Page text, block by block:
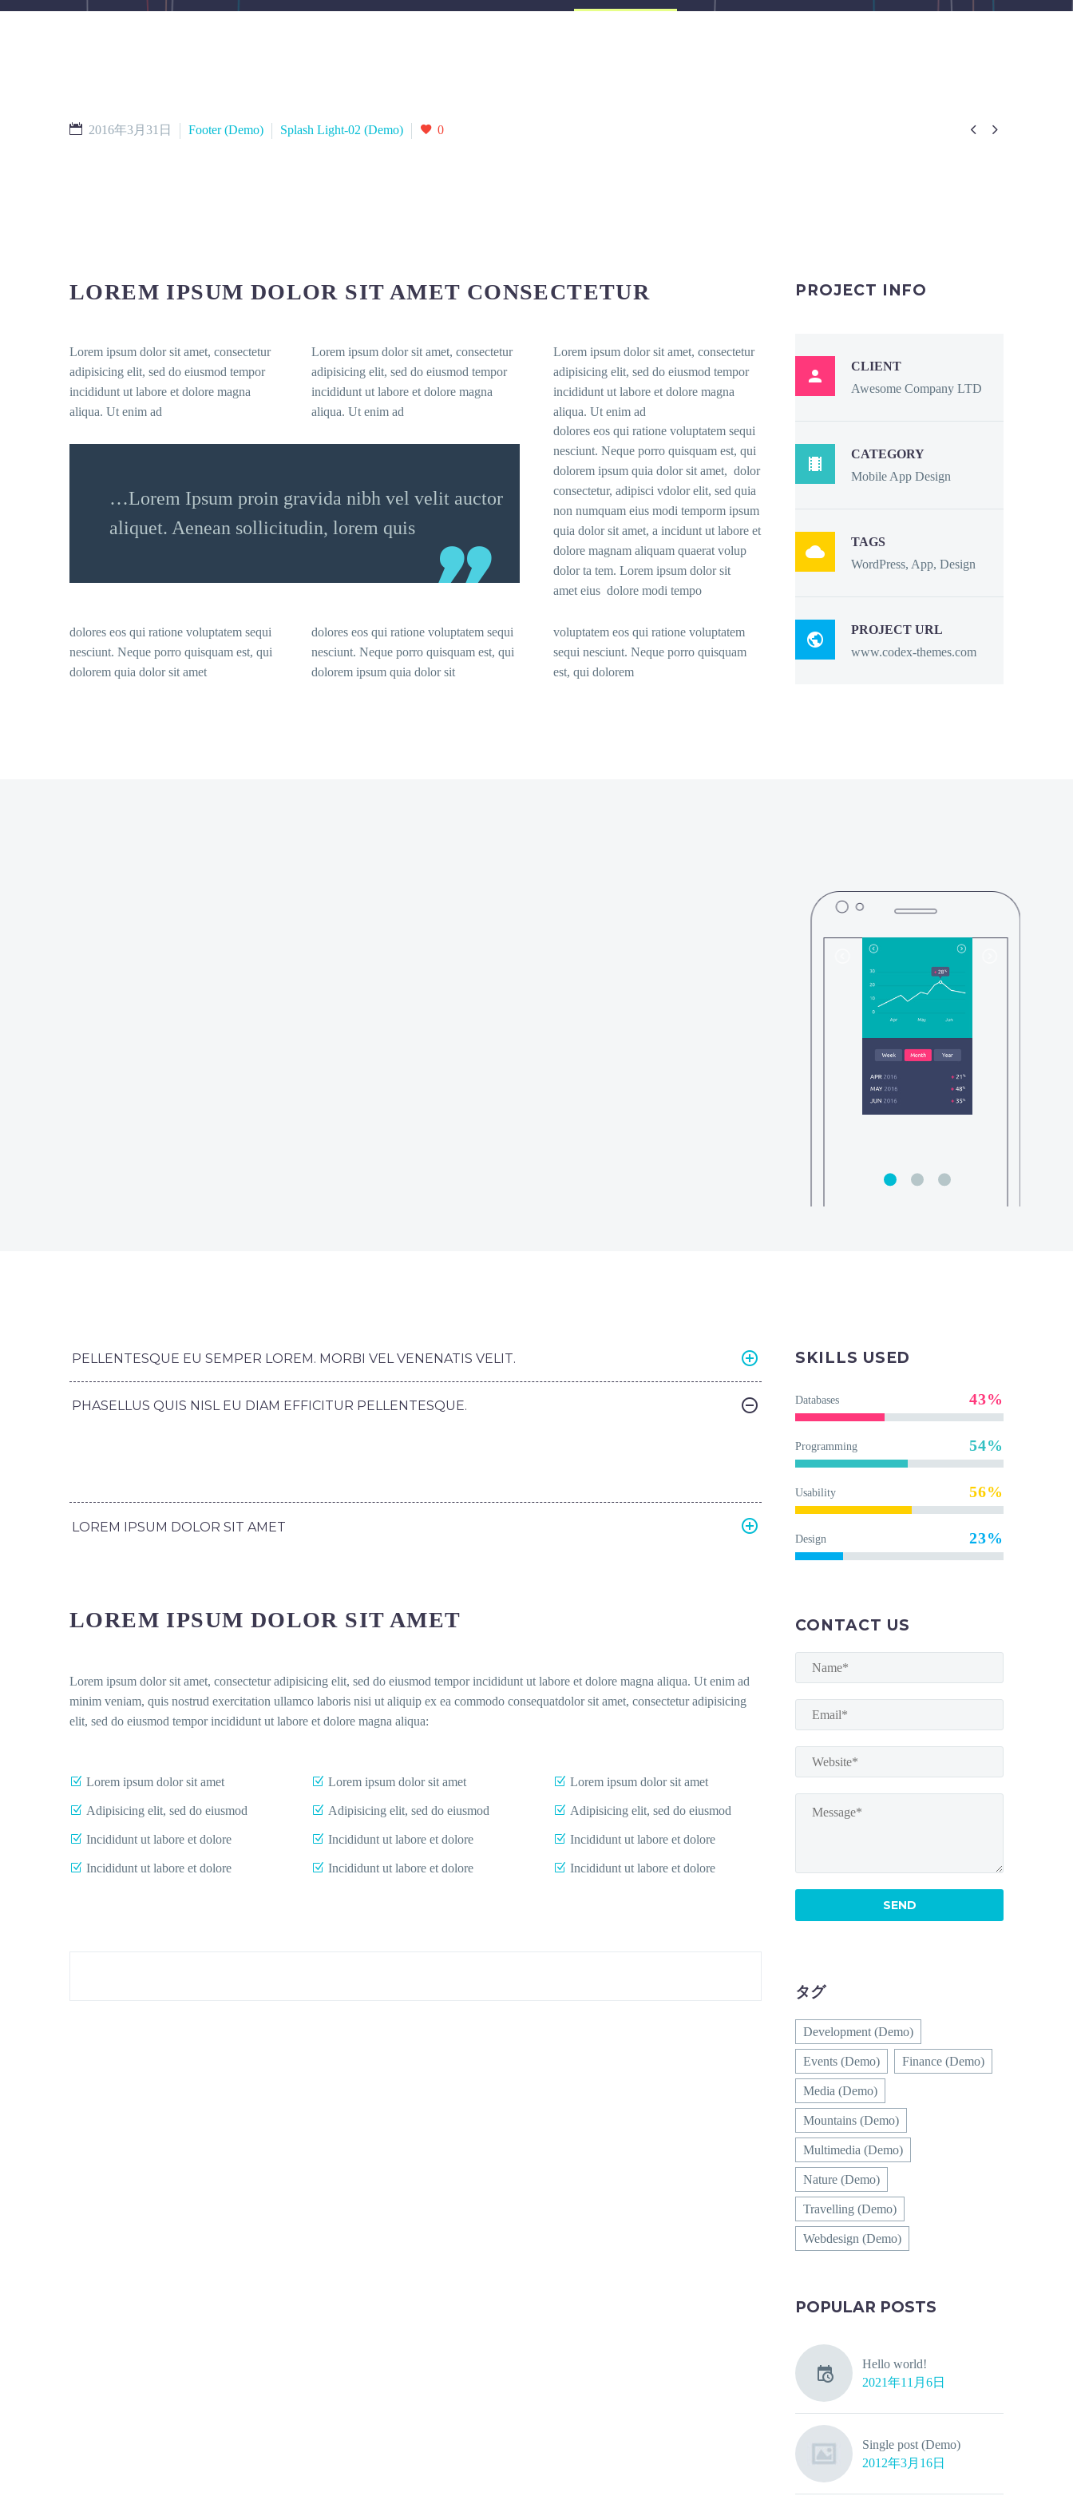
 
2016年3月31日 Footer (Demo) Splash Light-02 (Demo) 0
LOREM IPSUM DOLOR SIT AMET CONSECTETUR
Lorem ipsum dolor sit amet, consectetur
adipisicing elit, sed do eiusmod tempor
incididunt ut labore et dolore magna
aliqua. Ut enim ad
Lorem ipsum dolor sit amet, consectetur
adipisicing elit, sed do eiusmod tempor
incididunt ut labore et dolore magna
aliqua. Ut enim ad
Lorem ipsum dolor sit amet, consectetur
adipisicing elit, sed do eiusmod tempor
incididunt ut labore et dolore magna
aliqua. Ut enim ad
…Lorem Ipsum proin gravida nibh vel velit auctor
aliquet. Aenean sollicitudin, lorem quis
dolores eos qui ratione voluptatem sequi
nesciunt. Neque porro quisquam est, qui
dolorem ipsum quia dolor sit amet, dolor
consectetur, adipisci vdolor elit, sed quia
non numquam eius modi temporm ipsum
quia dolor sit amet, a incidunt ut labore et
dolore magnam aliquam quaerat volup
dolor ta tem. Lorem ipsum dolor sit
amet eius dolore modi tempo
dolores eos qui ratione voluptatem sequi
nesciunt. Neque porro quisquam est, qui
dolorem quia dolor sit amet
dolores eos qui ratione voluptatem sequi
nesciunt. Neque porro quisquam est, qui
dolorem ipsum quia dolor sit
voluptatem eos qui ratione voluptatem
sequi nesciunt. Neque porro quisquam
est, qui dolorem
PROJECT INFO

CLIENT
Awesome Company LTD

CATEGORY
Mobile App Design

TAGS
WordPress, App, Design

PROJECT URL
www.codex-themes.com
PELLENTESQUE EU SEMPER LOREM. MORBI VEL VENENATIS VELIT.
PHASELLUS QUIS NISL EU DIAM EFFICITUR PELLENTESQUE.
LOREM IPSUM DOLOR SIT AMET
LOREM IPSUM DOLOR SIT AMET
Lorem ipsum dolor sit amet, consectetur adipisicing elit, sed do eiusmod tempor incididunt ut labore et dolore magna aliqua. Ut enim ad
minim veniam, quis nostrud exercitation ullamco laboris nisi ut aliquip ex ea commodo consequatdolor sit amet, consectetur adipisicing
elit, sed do eiusmod tempor incididunt ut labore et dolore magna aliqua:
Lorem ipsum dolor sit amet
Adipisicing elit, sed do eiusmod
Incididunt ut labore et dolore
Incididunt ut labore et dolore
Lorem ipsum dolor sit amet
Adipisicing elit, sed do eiusmod
Incididunt ut labore et dolore
Incididunt ut labore et dolore
Lorem ipsum dolor sit amet
Adipisicing elit, sed do eiusmod
Incididunt ut labore et dolore
Incididunt ut labore et dolore
SKILLS USED
Databases 43%
Programming 54%
Usability 56%
Design 23%
CONTACT US
タグ
Development (Demo)
Events (Demo) Finance (Demo)
Media (Demo)
Mountains (Demo)
Multimedia (Demo)
Nature (Demo)
Travelling (Demo)
Webdesign (Demo)
POPULAR POSTS
Hello world!
2021年11月6日
Single post (Demo)
2012年3月16日